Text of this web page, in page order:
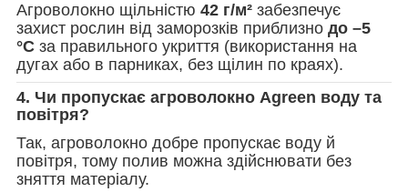
Агроволокно щільністю 42 г/м² забезпечує
захист рослин від заморозків приблизно до –5
°C за правильного укриття (використання на
дугах або в парниках, без щілин по краях).
4. Чи пропускає агроволокно Agreen воду та
повітря?
Так, агроволокно добре пропускає воду й
повітря, тому полив можна здійснювати без
зняття матеріалу.